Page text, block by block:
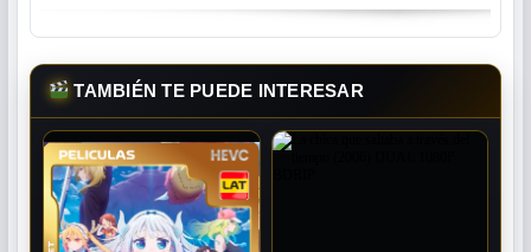
TAMBIÉN TE PUEDE INTERESAR